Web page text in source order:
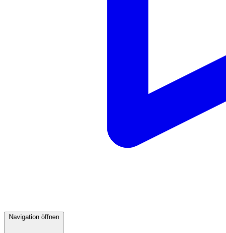
Navigation öffnen